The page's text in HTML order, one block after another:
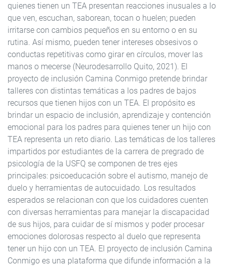
quienes tienen un TEA presentan reacciones inusuales a lo
que ven, escuchan, saborean, tocan o huelen; pueden
irritarse con cambios pequeños en su entorno o en su
rutina. Así mismo, pueden tener intereses obsesivos o
conductas repetitivas como girar en círculos, mover las
manos o mecerse (Neurodesarrollo Quito, 2021). El
proyecto de inclusión Camina Conmigo pretende brindar
talleres con distintas temáticas a los padres de bajos
recursos que tienen hijos con un TEA. El propósito es
brindar un espacio de inclusión, aprendizaje y contención
emocional para los padres para quienes tener un hijo con
TEA representa un reto diario. Las temáticas de los talleres
impartidos por estudiantes de la carrera de pregrado de
psicología de la USFQ se componen de tres ejes
principales: psicoeducación sobre el autismo, manejo de
duelo y herramientas de autocuidado. Los resultados
esperados se relacionan con que los cuidadores cuenten
con diversas herramientas para manejar la discapacidad
de sus hijos, para cuidar de sí mismos y poder procesar
emociones dolorosas respecto al duelo que representa
tener un hijo con un TEA. El proyecto de inclusión Camina
Conmigo es una plataforma que difunde información a la